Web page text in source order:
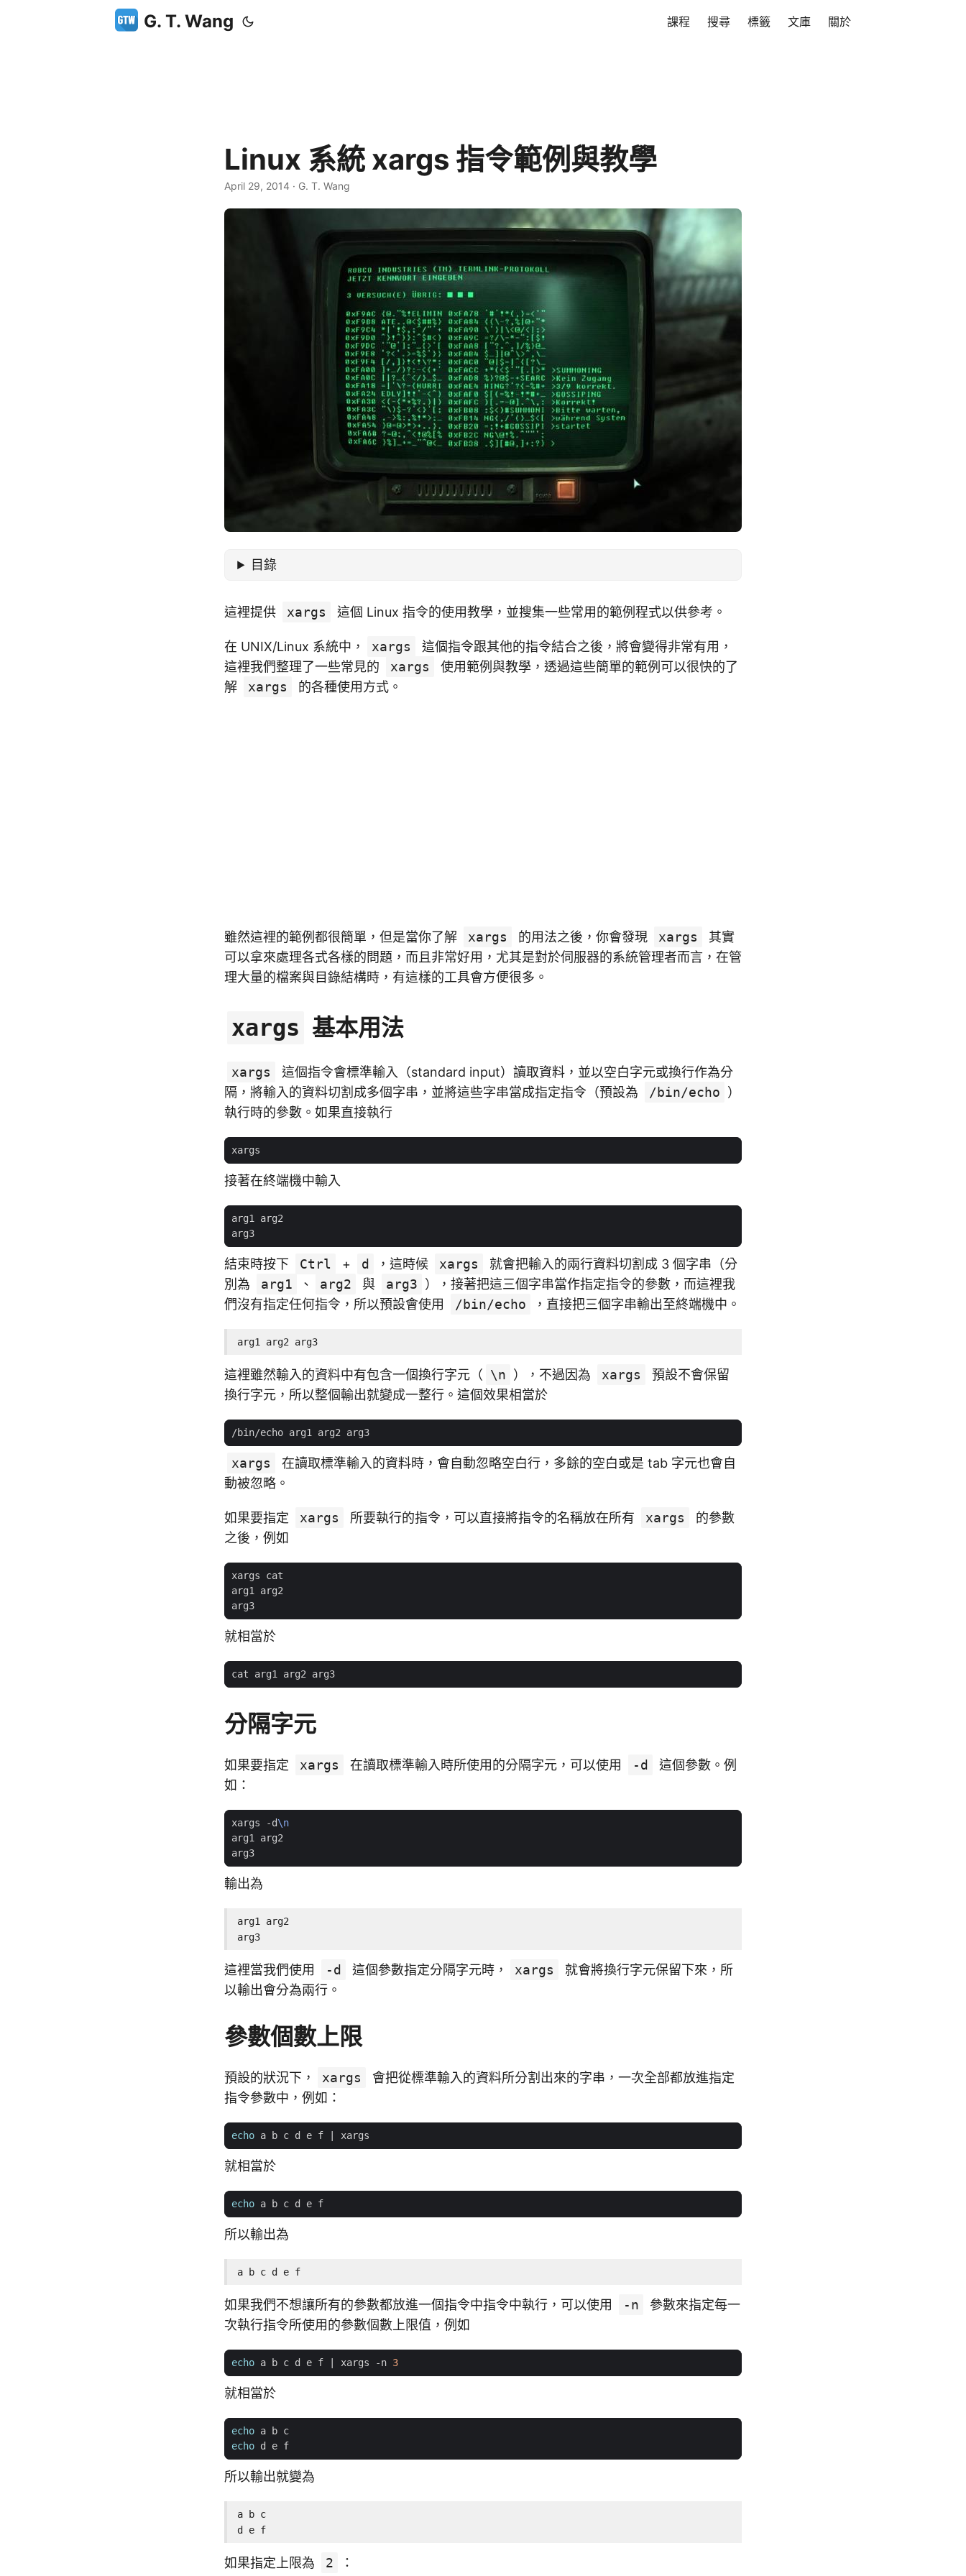
G. T. Wang 課程 搜尋 標籤 文庫 關於
Linux 系統 xargs 指令範例與教學
April 29, 2014 · G. T. Wang
目錄
這裡提供 xargs 這個 Linux 指令的使用教學，並搜集一些常用的範例程式以供參考。
在 UNIX/Linux 系統中， xargs
這個指令跟其他的指令結合之後，將會變得非常有用，
這裡我們整理了一些常見的
xargs
使用範例與教學，透過這些簡單的範例可以很快的了
解
xargs 的各種使用方式。
雖然這裡的範例都很簡單，但是當你了解 xargs 的用法之後，你會發現 xargs
其實
可以拿來處理各式各樣的問題，而且非常好用，尤其是對於伺服器的系統管理者而言，在管
理大量的檔案與目錄結構時，有這樣的工具會方便很多。
xargs 基本用法
xargs
這個指令會標準輸入（standard input）讀取資料，並以空白字元或換行作為分
隔，將輸入的資料切割成多個字串，並將這些字串當成指定指令（預設為
/bin/echo ）
執行時的參數。如果直接執行
接著在終端機中輸入
結束時按下 Ctrl + d ，這時候 xargs
就會把輸入的兩行資料切割成 3 個字串（分
別為
arg1 、 arg2 與 arg3 ），接著把這三個字串當作指定指令的參數，而這裡我
們沒有指定任何指令，所以預設會使用
/bin/echo ，直接把三個字串輸出至終端機中。
arg1 arg2 arg3
這裡雖然輸入的資料中有包含一個換行字元（ \n ），不過因為 xargs
預設不會保留
換行字元，所以整個輸出就變成一整行。這個效果相當於
xargs
在讀取標準輸入的資料時，會自動忽略空白行，多餘的空白或是 tab 字元也會自
動被忽略。
如果要指定 xargs 所要執行的指令，可以直接將指令的名稱放在所有 xargs
的參數
之後，例如
就相當於
分隔字元
如果要指定 xargs 在讀取標準輸入時所使用的分隔字元，可以使用 -d
這個參數。例
如：
xargs -d\n
輸出為
arg1 arg2
arg3
這裡當我們使用 -d 這個參數指定分隔字元時， xargs
就會將換行字元保留下來，所
以輸出會分為兩行。
參數個數上限
預設的狀況下， xargs
會把從標準輸入的資料所分割出來的字串，一次全部都放進指定
指令參數中，例如：
echo a b c d e f
就相當於
echo
所以輸出為
a b c d e f
如果我們不想讓所有的參數都放進一個指令中指令中執行，可以使用 -n
參數來指定每一
次執行指令所使用的參數個數上限值，例如
echo a b c d e f xargs -n 3
就相當於
echo
echo
所以輸出就變為
a b c
d e f
如果指定上限為 2 ：